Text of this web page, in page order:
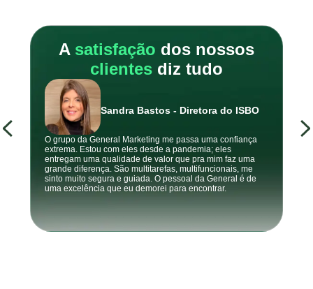
A satisfação dos nossos
clientesdiz tudo
Sandra Bastos - Diretora do ISBO
O grupo da General Marketing me passa uma confiança
extrema. Estou com eles desde a pandemia; eles
entregam uma qualidade de valor que pra mim faz uma
grande diferença. São multitarefas, multifuncionais, me
sinto muito segura e guiada. O pessoal da General é de
uma excelência que eu demorei para encontrar.
A